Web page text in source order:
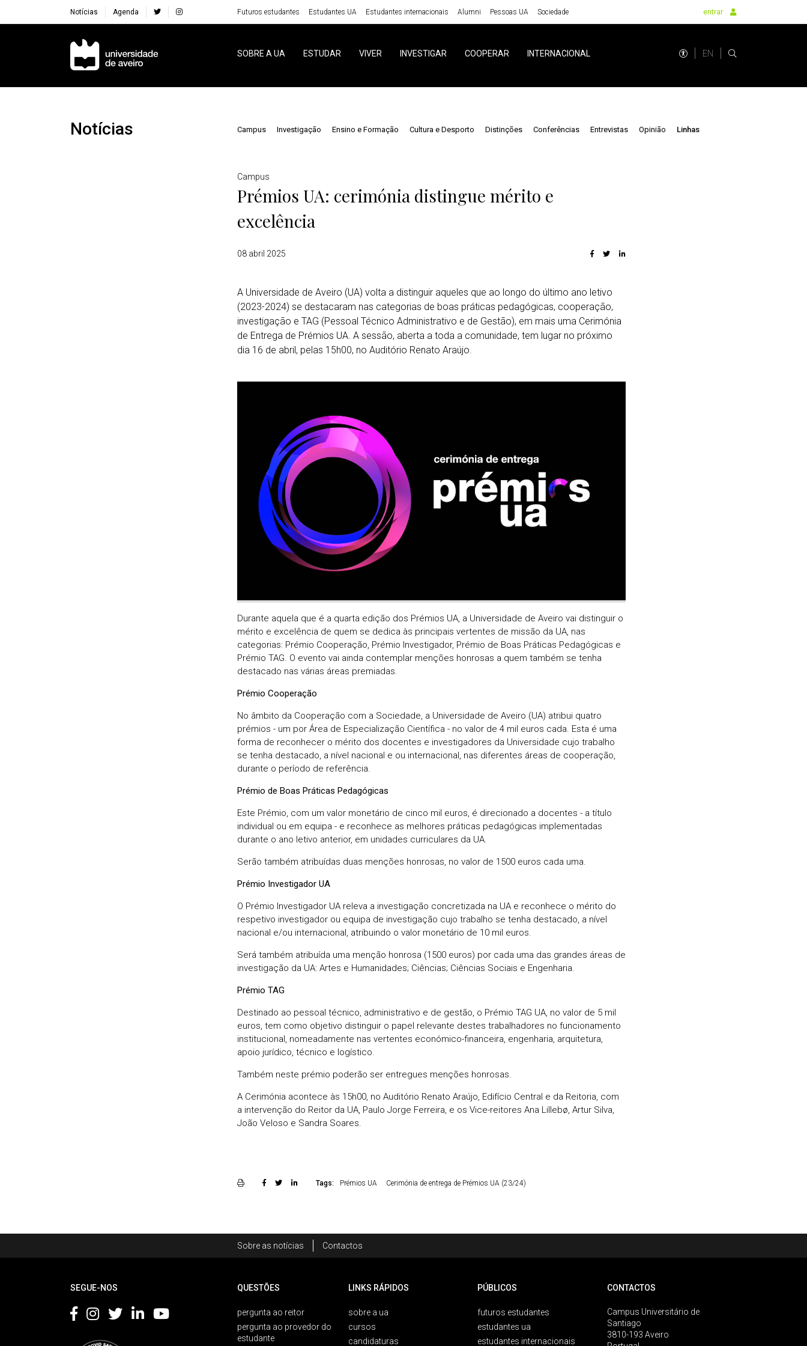
Notícias Agenda Futuros estudantes Estudantes UA Estudantes internacionais Alumni Pessoas UA Sociedade entrar
Navegação Principal
SOBRE A UA ESTUDAR VIVER INVESTIGAR COOPERAR INTERNACIONAL EN
Notícias Campus Investigação Ensino e Formação Cultura e Desporto Distinções Conferências Entrevistas Opinião Linhas
Campus
Prémios UA: cerimónia distingue mérito e
excelência
08 abril 2025
A Universidade de Aveiro (UA) volta a distinguir aqueles que ao longo do último ano letivo
(2023-2024) se destacaram nas categorias de boas práticas pedagógicas, cooperação,
investigação e TAG (Pessoal Técnico Administrativo e de Gestão), em mais uma Cerimónia
de Entrega de Prémios UA. A sessão, aberta a toda a comunidade, tem lugar no próximo
dia 16 de abril, pelas 15h00, no Auditório Renato Araújo.
Durante aquela que é a quarta edição dos Prémios UA, a Universidade de Aveiro vai distinguir o
mérito e excelência de quem se dedica às principais vertentes de missão da UA, nas
categorias: Prémio Cooperação, Prémio Investigador, Prémio de Boas Práticas Pedagógicas e
Prémio TAG. O evento vai ainda contemplar menções honrosas a quem também se tenha
destacado nas várias áreas premiadas.
Prémio Cooperação
No âmbito da Cooperação com a Sociedade, a Universidade de Aveiro (UA) atribui quatro
prémios - um por Área de Especialização Científica - no valor de 4 mil euros cada. Esta é uma
forma de reconhecer o mérito dos docentes e investigadores da Universidade cujo trabalho
se tenha destacado, a nível nacional e ou internacional, nas diferentes áreas de cooperação,
durante o período de referência.
Prémio de Boas Práticas Pedagógicas
Este Prémio, com um valor monetário de cinco mil euros, é direcionado a docentes - a título
individual ou em equipa - e reconhece as melhores práticas pedagógicas implementadas
durante o ano letivo anterior, em unidades curriculares da UA.
Serão também atribuídas duas menções honrosas, no valor de 1500 euros cada uma.
Prémio Investigador UA
O Prémio Investigador UA releva a investigação concretizada na UA e reconhece o mérito do
respetivo investigador ou equipa de investigação cujo trabalho se tenha destacado, a nível
nacional e/ou internacional, atribuindo o valor monetário de 10 mil euros.
Será também atribuída uma menção honrosa (1500 euros) por cada uma das grandes áreas de
investigação da UA: Artes e Humanidades; Ciências; Ciências Sociais e Engenharia.
Prémio TAG
Destinado ao pessoal técnico, administrativo e de gestão, o Prémio TAG UA, no valor de 5 mil
euros, tem como objetivo distinguir o papel relevante destes trabalhadores no funcionamento
institucional, nomeadamente nas vertentes económico-financeira, engenharia, arquitetura,
apoio jurídico, técnico e logístico.
Também neste prémio poderão ser entregues menções honrosas.
A Cerimónia acontece às 15h00, no Auditório Renato Araújo, Edifício Central e da Reitoria, com
a intervenção do Reitor da UA, Paulo Jorge Ferreira, e os Vice-reitores Ana Lillebø, Artur Silva,
João Veloso e Sandra Soares.
Tags: Prémios UA Cerimónia de entrega de Prémios UA (23/24)
Sobre as notícias Contactos
SEGUE-NOS QUESTÕES
pergunta ao reitor
pergunta ao provedor do
estudante
LINKS RÁPIDOS
sobre a ua
cursos
candidaturas
PÚBLICOS
futuros estudantes
estudantes ua
estudantes internacionais
CONTACTOS
Campus Universitário de
Santiago
3810-193 Aveiro